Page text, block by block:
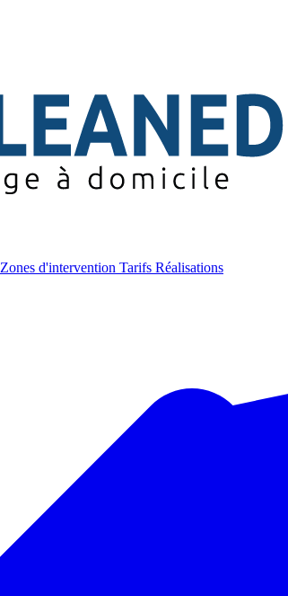
Zones d'intervention Tarifs Réalisations